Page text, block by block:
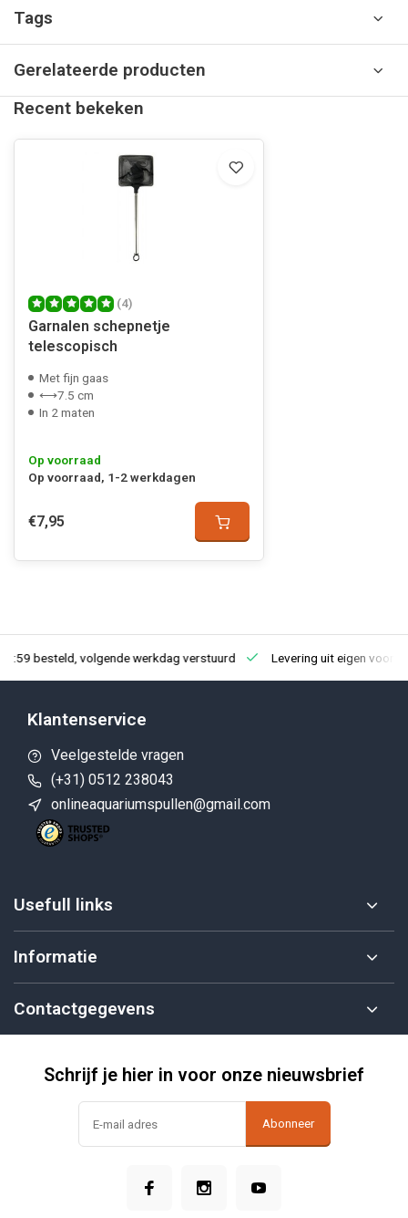
Tags
Gerelateerde producten
Recent bekeken
(4)
Garnalen schepnetje
telescopisch
Met fijn gaas
⟷7.5 cm
In 2 maten
Op voorraad
Op voorraad, 1-2 werkdagen
€7,95
besteld, volgende werkdag verstuurd Levering uit eigen
Klantenservice
Veelgestelde vragen
(+31) 0512 238043
onlineaquariumspullen@gmail.com
Usefull links
Informatie
Contactgegevens
Schrijf je hier in voor onze nieuwsbrief
Abonneer